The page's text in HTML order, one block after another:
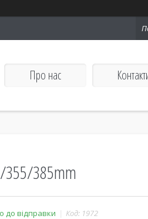
Про нас
355/385mm
до відправки Код: 1972